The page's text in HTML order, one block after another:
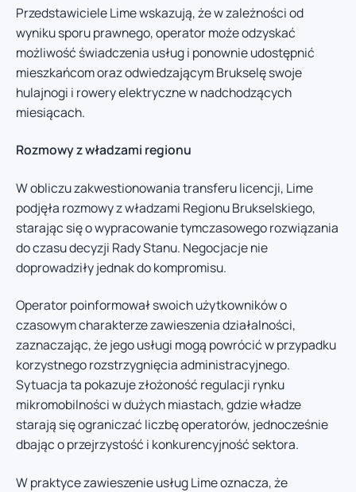
Przedstawiciele Lime wskazują, że w zależności od
wyniku sporu prawnego, operator może odzyskać
możliwość świadczenia usług i ponownie udostępnić
mieszkańcom oraz odwiedzającym Brukselę swoje
hulajnogi i rowery elektryczne w nadchodzących
miesiącach.
Rozmowy z władzami regionu
W obliczu zakwestionowania transferu licencji, Lime
podjęła rozmowy z władzami Regionu Brukselskiego,
starając się o wypracowanie tymczasowego rozwiązania
do czasu decyzji Rady Stanu. Negocjacje nie
doprowadziły jednak do kompromisu.
Operator poinformował swoich użytkowników o
czasowym charakterze zawieszenia działalności,
zaznaczając, że jego usługi mogą powrócić w przypadku
korzystnego rozstrzygnięcia administracyjnego.
Sytuacja ta pokazuje złożoność regulacji rynku
mikromobilności w dużych miastach, gdzie władze
starają się ograniczać liczbę operatorów, jednocześnie
dbając o przejrzystość i konkurencyjność sektora.
W praktyce zawieszenie usług Lime oznacza, że